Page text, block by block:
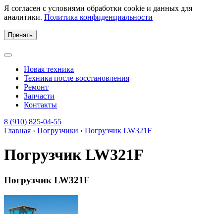
Я согласен с условиями обработки cookie и данных для
аналитики. Политика конфиденциальности
Принять
Новая техника
Техника после восстановления
Ремонт
Запчасти
Контакты
8 (910) 825-04-55
Главная › Погрузчики › Погрузчик LW321F
Погрузчик LW321F
Погрузчик LW321F